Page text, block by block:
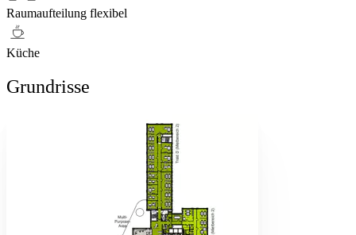
Raumaufteilung flexibel
Küche
Grundrisse